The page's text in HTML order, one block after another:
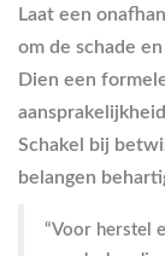
Laat een
om de schade
Dien een
Schakel bij
belangen
“Voor herstel